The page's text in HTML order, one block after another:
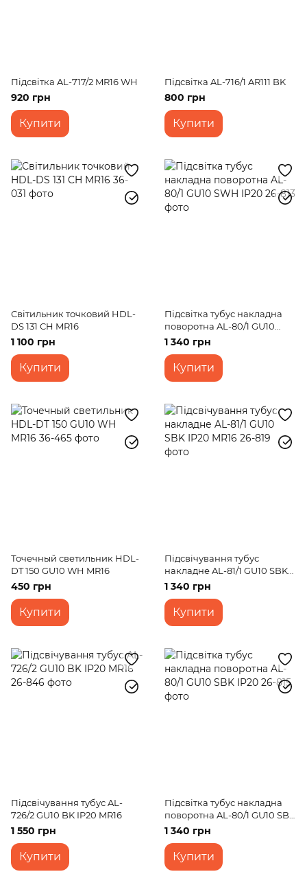
Підсвітка AL-717/2 MR16 WH
920 грн
Купити
Підсвітка AL-716/1 AR111 BK
800 грн
Купити
Світильник точковий HDL-
DS 131 CH MR16
1 100 грн
Купити
Підсвітка тубус накладна
поворотна AL-80/1 GU10
SWH IP20
1 340 грн
Купити
Точечный светильник HDL-
DT 150 GU10 WH MR16
450 грн
Купити
Підсвічування тубус
накладне AL-81/1 GU10 SBK
IP20 MR16
1 340 грн
Купити
Підсвічування тубус AL-
726/2 GU10 BK IP20 MR16
1 550 грн
Купити
Підсвітка тубус накладна
поворотна AL-80/1 GU10 SBK
IP20
1 340 грн
Купити